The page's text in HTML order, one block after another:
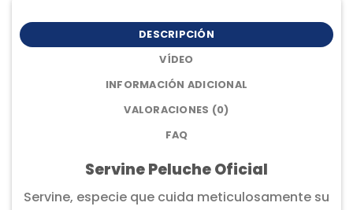
DESCRIPCIÓN
VÍDEO
INFORMACIÓN ADICIONAL
VALORACIONES (0)
FAQ
Servine Peluche Oficial
Servine, especie que cuida meticulosamente su